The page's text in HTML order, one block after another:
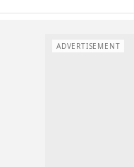
ADVERTISEMENT